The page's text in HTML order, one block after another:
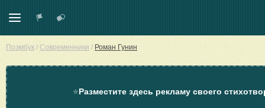
Поэмбук / Современники / Роман Гунин
⭐Разместите здесь рекламу своего